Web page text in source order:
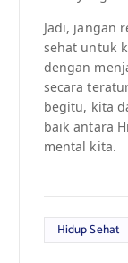
Jadi, jangan
sehat untuk
dengan
secara
begitu, kita
baik antara
mental kita.
Hidup Sehat